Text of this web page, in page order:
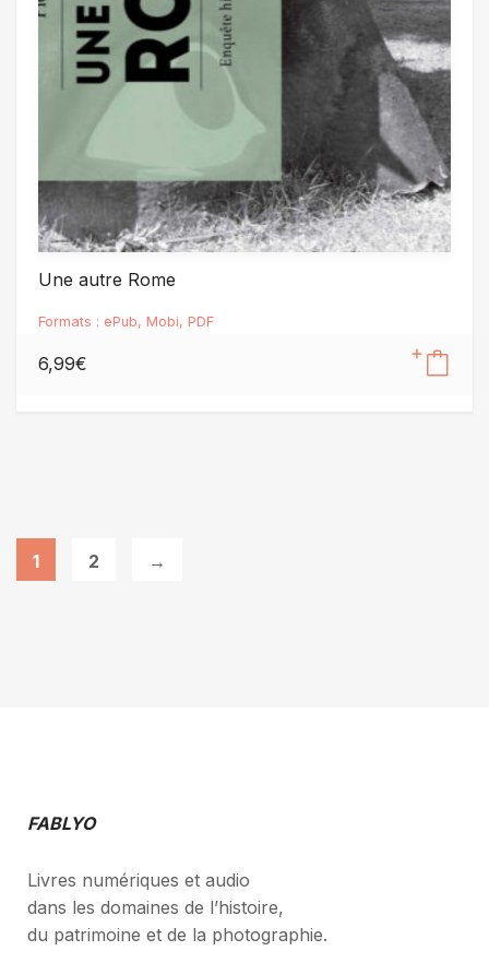
Une autre Rome
Formats : ePub, Mobi, PDF
6,99€
1 2 →
FABLYO
Livres numériques et audio
dans les domaines de l’histoire,
du patrimoine et de la photographie.